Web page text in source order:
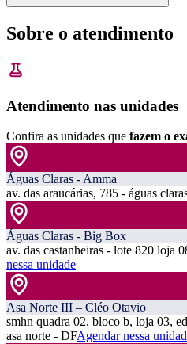
Sobre o atendimento
Atendimento nas unidades
Confira as unidades que fazem o
Águas Claras - Amma
av. das araucárias, 785 - águas
Águas Claras - Big Box
av. das castanheiras - lote 820 loja
nessa unidade
Asa Norte III – Cléo Otavio
smhn quadra 02, bloco b, loja 03,
asa norte - DFAgendar nessa